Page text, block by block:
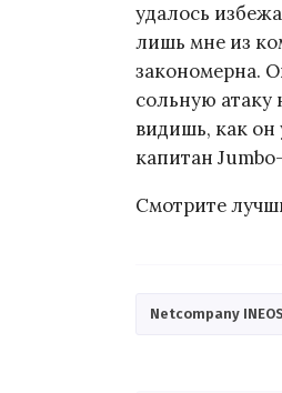
удалось
лишь мне из
закономерна.
сольную атаку
видишь, как он
капитан
Смотрите
Netcompany INEOS